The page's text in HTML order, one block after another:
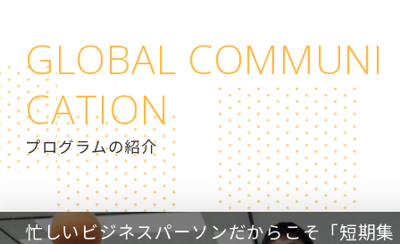
GLOBAL COMMUNI
CATION
プログラムの紹介
忙しいビジネスパーソンだからこそ「短期集